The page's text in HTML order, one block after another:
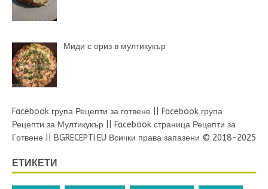
Миди с ориз в мултикукър
Facebook група Рецепти за готвене
Facebook група
Рецепти за Мултикукър
Facebook страница Рецепти за
Готвене
BGRECEPTI.EU Всички права запазени © 2018-2025
ЕТИКЕТИ